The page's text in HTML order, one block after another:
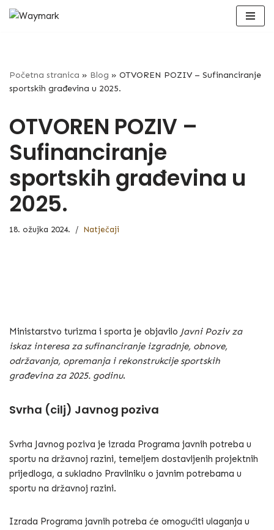
Početna stranica » Blog » OTVOREN POZIV – Sufinanciranje
sportskih građevina u 2025.
OTVOREN POZIV –
Sufinanciranje
sportskih građevina u
2025.
18. ožujka 2024. Natječaji
Ministarstvo turizma i sporta je objavilo Javni Poziv za
iskaz interesa za sufinanciranje izgradnje, obnove,
održavanja, opremanja i rekonstrukcije sportskih
građevina za 2025. godinu.
Svrha (cilj) Javnog poziva
Svrha Javnog poziva je izrada Programa javnih potreba u
sportu na državnoj razini, temeljem dostavljenih projektnih
prijedloga, a sukladno Pravilniku o javnim potrebama u
sportu na državnoj razini.
Izrada Programa javnih potreba će omogućiti ulaganja u